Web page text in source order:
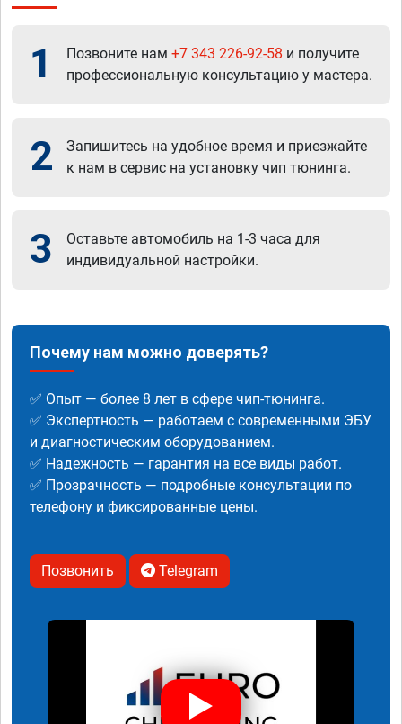
1 Позвоните нам +7 343 226-92-58 и получите
профессиональную консультацию у мастера.
2
Запишитесь на удобное время и приезжайте
к нам в сервис на установку чип тюнинга.
3
Оставьте автомобиль на 1-3 часа для
индивидуальной настройки.
Почему нам можно доверять?
✅ Опыт — более 8 лет в сфере чип-тюнинга.
✅ Экспертность — работаем с современными ЭБУ
и диагностическим оборудованием.
✅ Надежность — гарантия на все виды работ.
✅ Прозрачность — подробные консультации по
телефону и фиксированные цены.
Позвонить Telegram